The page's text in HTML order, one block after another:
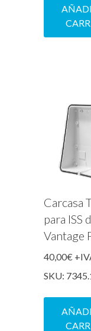
Carcasa
para ISS
Vantage
40,00€
SKU: